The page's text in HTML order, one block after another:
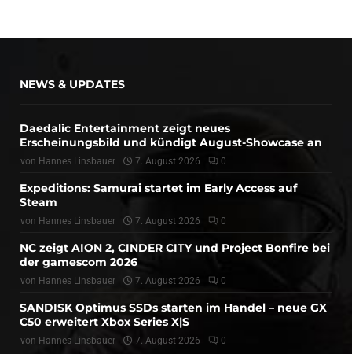
NEWS & UPDATES
Daedalic Entertainment zeigt neues
Erscheinungsbild und kündigt August-Showcase an
von Hannes Linsbauer 7. August 2026 0
Expeditions: Samurai startet im Early Access auf
Steam
von Hannes Linsbauer 7. August 2026 0
NC zeigt AION 2, CINDER CITY und Project Bonfire bei
der gamescom 2026
von Hannes Linsbauer 7. August 2026 0
SANDISK Optimus SSDs starten im Handel – neue GX
C50 erweitert Xbox Series X|S
von Hannes Linsbauer 7. August 2026 0